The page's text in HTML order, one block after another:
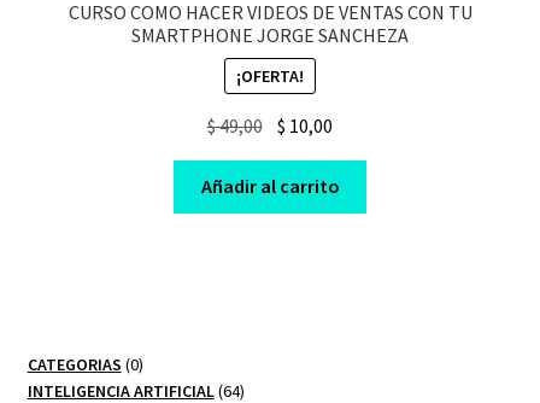
CURSO COMO HACER VIDEOS DE VENTAS CON TU
SMARTPHONE JORGE SANCHEZA
¡OFERTA!
$49,00 Original
was:
$ 49,00.
$ 10,00
is:
$ 10,00.
Añadir al carrito
CATEGORIAS 00
productos
INTELIGENCIA ARTIFICIAL 6464